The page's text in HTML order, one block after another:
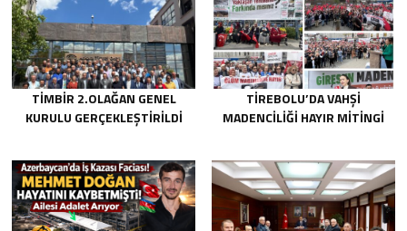
TİMBİR 2.OLAĞAN GENEL
KURULU GERÇEKLEŞTIRILDI
TIREBOLU’DA VAHŞI
MADENCILIĞI HAYIR MITINGI